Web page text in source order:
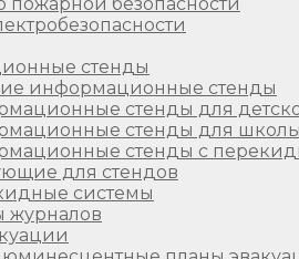
стенды
информационные стенды
стенды для
стенды для
стенды с
для стендов
системы
журналов